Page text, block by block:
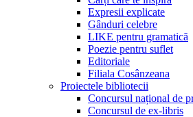
Expresii explicate
Gânduri celebre
LIKE pentru gramatică
Poezie pentru suflet
Editoriale
Filiala Cosânzeana
Proiectele bibliotecii
Concursul național de
Concursul de ex-libris